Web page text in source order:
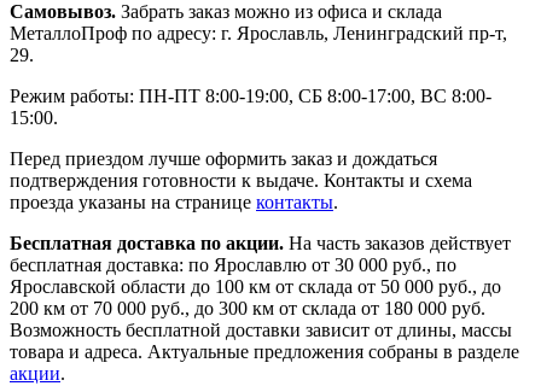
Самовывоз. Забрать заказ можно из офиса и склада
МеталлоПроф по адресу: г. Ярославль, Ленинградский пр-т,
29.
Режим работы: ПН-ПТ 8:00-19:00, СБ 8:00-17:00, ВС 8:00-
15:00.
Перед приездом лучше оформить заказ и дождаться
подтверждения готовности к выдаче. Контакты и схема
проезда указаны на странице контакты.
Бесплатная доставка по акции. На часть заказов действует
бесплатная доставка: по Ярославлю от 30 000 руб., по
Ярославской области до 100 км от склада от 50 000 руб., до
200 км от 70 000 руб., до 300 км от склада от 180 000 руб.
Возможность бесплатной доставки зависит от длины, массы
товара и адреса. Актуальные предложения собраны в разделе
акции.